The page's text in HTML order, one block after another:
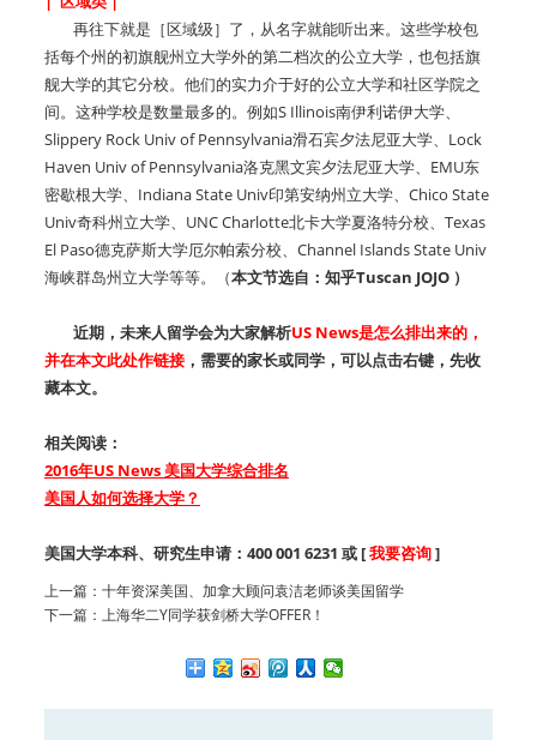
再往下就是［区域级］了，从名字就能听出来。这些学校包
括每个州的初旗舰州立大学外的第二档次的公立大学，也包括旗
舰大学的其它分校。他们的实力介于好的公立大学和社区学院之
间。这种学校是数量最多的。例如S Illinois南伊利诺伊大学、
Slippery Rock Univ of Pennsylvania滑石宾夕法尼亚大学、Lock
Haven Univ of Pennsylvania洛克黑文宾夕法尼亚大学、EMU东
密歇根大学、Indiana State Univ印第安纳州立大学、Chico State
Univ奇科州立大学、UNC Charlotte北卡大学夏洛特分校、Texas
El Paso德克萨斯大学厄尔帕索分校、Channel Islands State Univ
海峡群岛州立大学等等。（本文节选自：知乎Tuscan JOJO ）
近期，未来人留学会为大家解析US News是怎么排出来的，
并在本文此处作链接 ，需要的家长或同学，可以点击右键，先收
藏本文。
相关阅读：
2016年US News 美国大学综合排名
美国人如何选择大学？
美国大学本科、研究生申请：400 001 6231 或 [我要咨询]
上一篇： 十年资深美国、加拿大顾问袁洁老师谈美国留学
下一篇： 上海华二Y同学获剑桥大学OFFER！